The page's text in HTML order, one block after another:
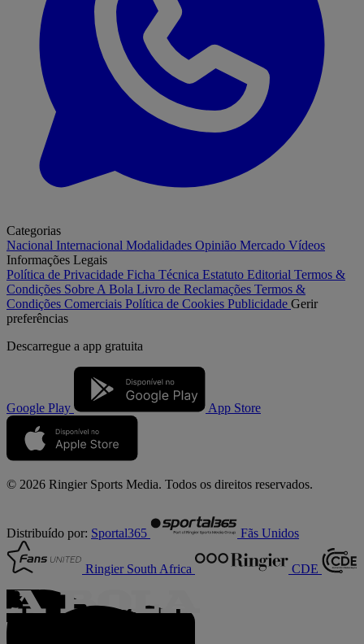
Categorias
Nacional Internacional Modalidades Opinião Mercado Vídeos
Informações Legais
Política de Privacidade Ficha Técnica Estatuto Editorial Termos &
Condições Sobre A Bola Livro de Reclamações Termos &
Condições Comerciais Política de Cookies Publicidade Gerir
preferências
Descarregue a app gratuita
Google Play App Store
© 2026 Ringier Sports Media. Todos os direitos reservados.
Distribuído por: Sportal365 Fãs Unidos
Ringier South Africa CDE